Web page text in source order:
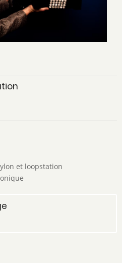
et loopstation